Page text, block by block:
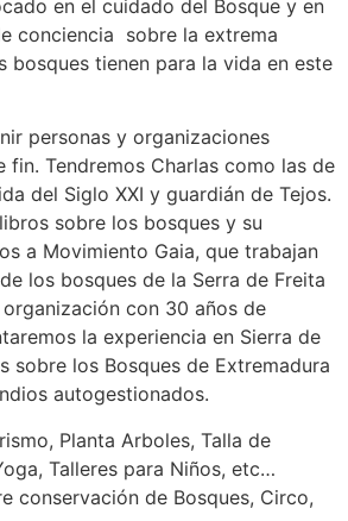
en el cuidado del Bosque y en
conciencia sobre la extrema
bosques tienen para la vida en este
personas y organizaciones
fin. Tendremos Charlas como las de
del Siglo XXI y guardián de Tejos.
sobre los bosques y su
a Movimiento Gaia, que trabajan
los bosques de la Serra de Freita
organización con 30 años de
la experiencia en Sierra de
sobre los Bosques de Extremadura
autogestionados.
Planta Arboles, Talla de
Talleres para Niños, etc…
conservación de Bosques, Circo,